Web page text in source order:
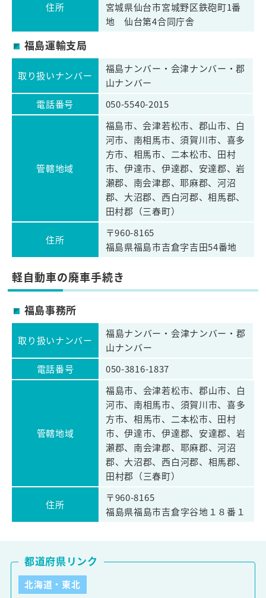
住所
宮城県仙台市宮城野区鉄砲町1番
地 仙台第4合同庁舎
福島運輸支局
取り扱いナンバー
福島ナンバー・会津ナンバー・郡
山ナンバー
電話番号
050-5540-2015
管轄地域
福島市、会津若松市、郡山市、白
河市、南相馬市、須賀川市、喜多
方市、相馬市、二本松市、田村
市、伊達市、伊達郡、安達郡、岩
瀬郡、南会津郡、耶麻郡、河沼
郡、大沼郡、西白河郡、相馬郡、
田村郡（三春町）
住所
〒960-8165
福島県福島市吉倉字吉田54番地
軽自動車の廃車手続き
福島事務所
取り扱いナンバー
福島ナンバー・会津ナンバー・郡
山ナンバー
電話番号
050-3816-1837
管轄地域
福島市、会津若松市、郡山市、白
河市、南相馬市、須賀川市、喜多
方市、相馬市、二本松市、田村
市、伊達市、伊達郡、安達郡、岩
瀬郡、南会津郡、耶麻郡、河沼
郡、大沼郡、西白河郡、相馬郡、
田村郡（三春町）
住所
〒960-8165
福島県福島市吉倉字谷地１８番１
北海道・東北
都道府県リンク